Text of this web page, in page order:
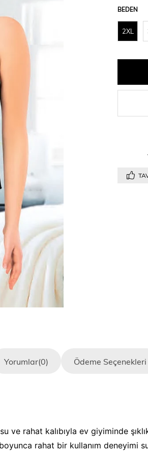
İndirim
BEDEN
2XL
Yorumlar(0) Ödeme Seçenekleri
ve rahat kalıbıyla ev giyiminde
rahat bir kullanım deneyimi